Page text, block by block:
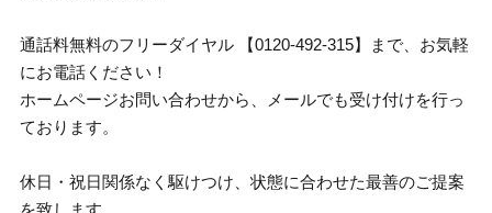
通話料無料のフリーダイヤル 【0120-492-315】まで、お気軽
にお電話ください！
ホームページお問い合わせから、メールでも受け付けを行っ
ております。
休日・祝日関係なく駆けつけ、状態に合わせた最善のご提案
を致します。